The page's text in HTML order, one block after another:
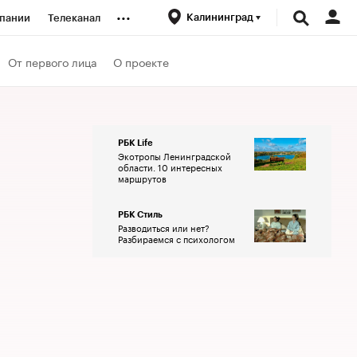
Телеканал ... Калининград
От первого лица О проекте
РБК Life
Экотропы Ленинградской
области. 10 интересных
маршрутов
РБК Стиль
Разводиться или нет?
Разбираемся с психологом